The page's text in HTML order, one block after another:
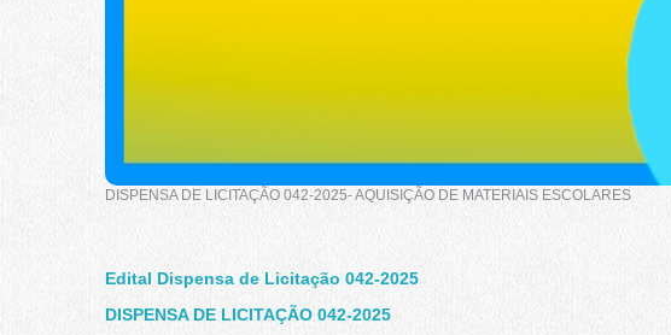
DISPENSA DE LICITAÇÃO 042-2025- AQUISIÇÃO DE MATERIAIS ESCOLARES
Edital Dispensa de Licitação 042-2025
DISPENSA DE LICITAÇÃO 042-2025